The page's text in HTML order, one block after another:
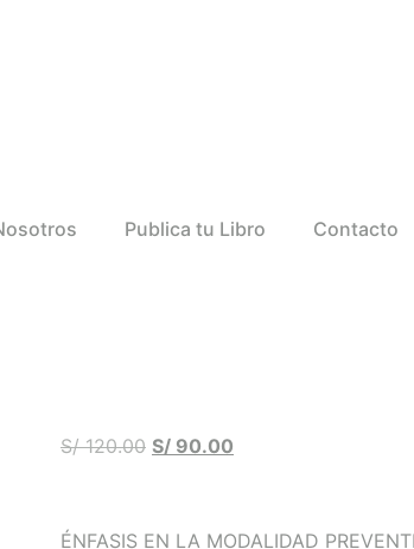
Publica tu Libro Contacto
S/120.00 S/ 90.00
ÉNFASIS EN LA MODALIDAD